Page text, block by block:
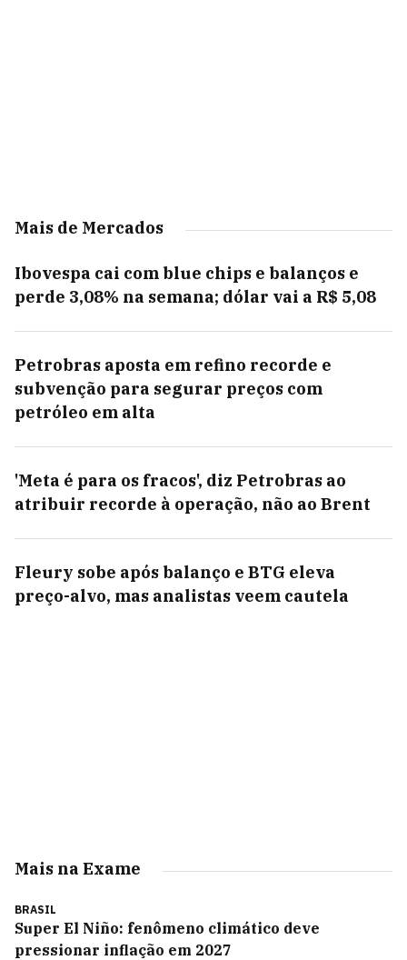
Mais de Mercados
Ibovespa cai com blue chips e balanços e
perde 3,08% na semana; dólar vai a R$ 5,08
Petrobras aposta em refino recorde e
subvenção para segurar preços com
petróleo em alta
'Meta é para os fracos', diz Petrobras ao
atribuir recorde à operação, não ao Brent
Fleury sobe após balanço e BTG eleva
preço-alvo, mas analistas veem cautela
Mais na Exame
BRASIL
Super El Niño: fenômeno climático deve
pressionar inflação em 2027